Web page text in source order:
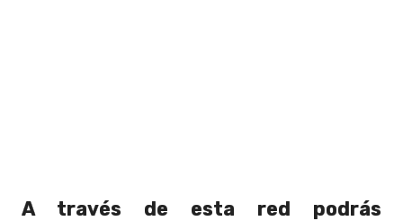
A través de esta red podrás